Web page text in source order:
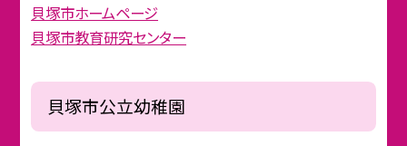
貝塚市ホームページ
貝塚市教育研究センター
貝塚市公立幼稚園